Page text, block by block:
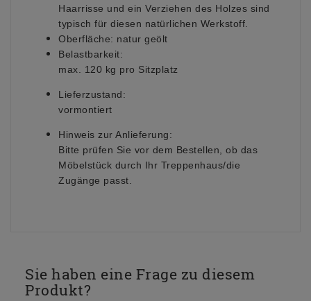
Haarrisse und ein Verziehen des Holzes sind
typisch für diesen natürlichen Werkstoff.
Oberfläche: natur geölt
Belastbarkeit:
max. 120 kg pro Sitzplatz
Lieferzustand:
vormontiert
Hinweis zur Anlieferung:
Bitte prüfen Sie vor dem Bestellen, ob das
Möbelstück durch Ihr Treppenhaus/die
Zugänge passt.
Sie haben eine Frage zu diesem
Produkt?